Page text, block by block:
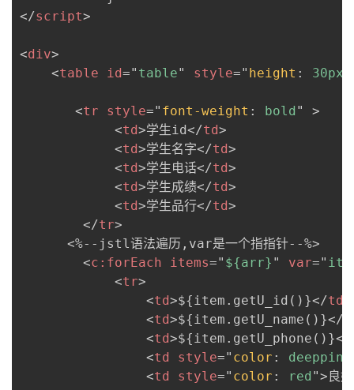
</script>
<div>
<table id=" table" style=" height : 30px
<tr style=" font-weight : bold "
>
<td>学生id</td>
<td>学生名字</td>
<td>学生电话</td>
<td>学生成绩</td>
<td>学生品行</td>
</tr>
      <%--jstl语法遍历,var是一个指指针--%>
<c: forEach items=" ${arr} " var="
<tr>
<td>${item.getU_id()}</td
<td>${item.getU_name()}</
<td>${item.getU_phone()}</
<td style=" color : deeppink
<td style=" color : red ">良好